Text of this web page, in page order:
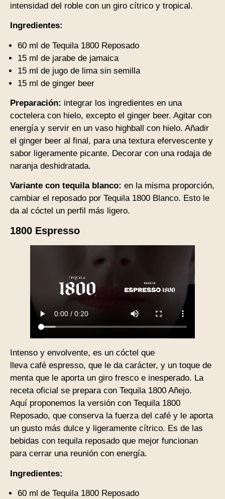
intensidad del roble con un giro cítrico y tropical.
Ingredientes:
60 ml de Tequila 1800 Reposado
15 ml de jarabe de jamaica
15 ml de jugo de lima sin semilla
15 ml de ginger beer
Preparación: integrar los ingredientes en una
coctelera con hielo, excepto el ginger beer. Agitar con
energía y servir en un vaso highball con hielo. Añadir
el ginger beer al final, para una textura efervescente y
sabor ligeramente picante. Decorar con una rodaja de
naranja deshidratada.
Variante con tequila blanco: en la misma proporción,
cambiar el reposado por Tequila 1800 Blanco. Esto le
da al cóctel un perfil más ligero.
1800 Espresso
Intenso y envolvente, es un cóctel que
lleva café espresso, que le da carácter, y un toque de
menta que le aporta un giro fresco e inesperado. La
receta oficial se prepara con Tequila 1800 Añejo.
Aquí proponemos la versión con Tequila 1800
Reposado, que conserva la fuerza del café y le aporta
un gusto más dulce y ligeramente cítrico. Es de las
bebidas con tequila reposado que mejor funcionan
para cerrar una reunión con energía.
Ingredientes:
60 ml de Tequila 1800 Reposado